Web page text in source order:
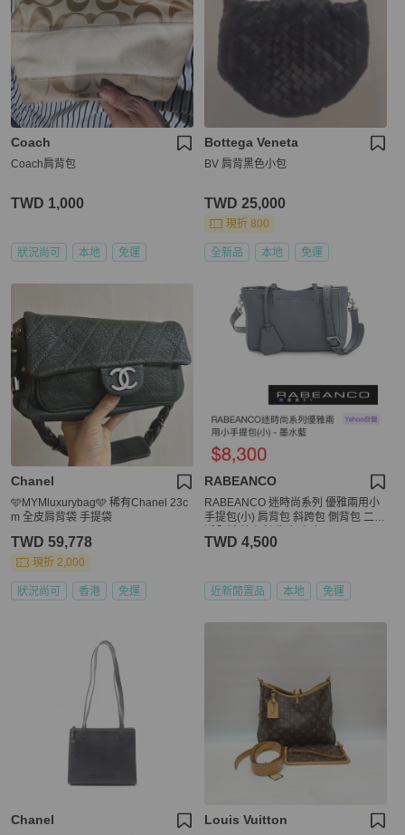
Coach
Coach肩背包
TWD 1,000
狀況尚可 本地 免運
Bottega Veneta
BV 肩背黑色小包
TWD 25,000
現折 800
全新品 本地 免運
Chanel
🩵MYMluxurybag🩵 稀有Chanel 23c
m 全皮肩背袋 手提袋
TWD 59,778
現折 2,000
狀況尚可 香港 免運
RABEANCO
RABEANCO 迷時尚系列 優雅兩用小
手提包(小) 肩背包 斜跨包 側背包 二手
TWD 4,500
近新閒置品 本地 免運
Chanel Louis Vuitton